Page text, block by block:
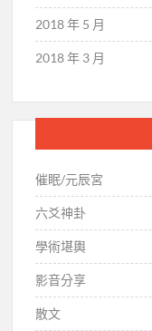
2018 年 5 月
2018 年 3 月
催眠/元辰宮
六爻神卦
學術堪輿
影音分享
散文